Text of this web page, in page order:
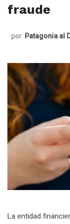
fraude
por: Patagonia al
La entidad